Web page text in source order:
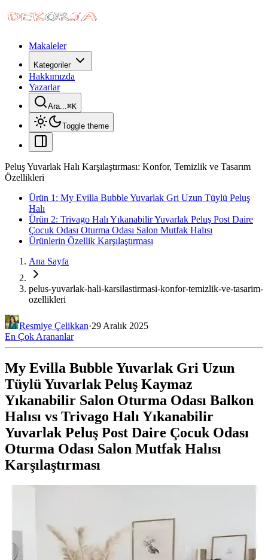
Makaleler
Kategoriler
Hakkımızda
Yazarlar
Ara...⌘K
Toggle theme
Peluş Yuvarlak Halı Karşılaştırması: Konfor, Temizlik ve Tasarım
Özellikleri
Ürün 1: My Evilla Bubble Yuvarlak Gri Uzun Tüylü Peluş
Halı
Ürün 2: Trivago Halı Yıkanabilir Yuvarlak Peluş Post Daire
Çocuk Odası Oturma Odası Salon Mutfak Halısı
Ürünlerin Özellik Karşılaştırması
Ana Sayfa
pelus-yuvarlak-hali-karsilastirmasi-konfor-temizlik-ve-tasarim-
ozellikleri
Resmiye Çelikkan·29 Aralık 2025
En Çok Arananlar
My Evilla Bubble Yuvarlak Gri Uzun
Tüylü Yuvarlak Peluş Kaymaz
Yıkanabilir Salon Oturma Odası Balkon
Halısı vs Trivago Halı Yıkanabilir
Yuvarlak Peluş Post Daire Çocuk Odası
Oturma Odası Salon Mutfak Halısı
Karşılaştırması